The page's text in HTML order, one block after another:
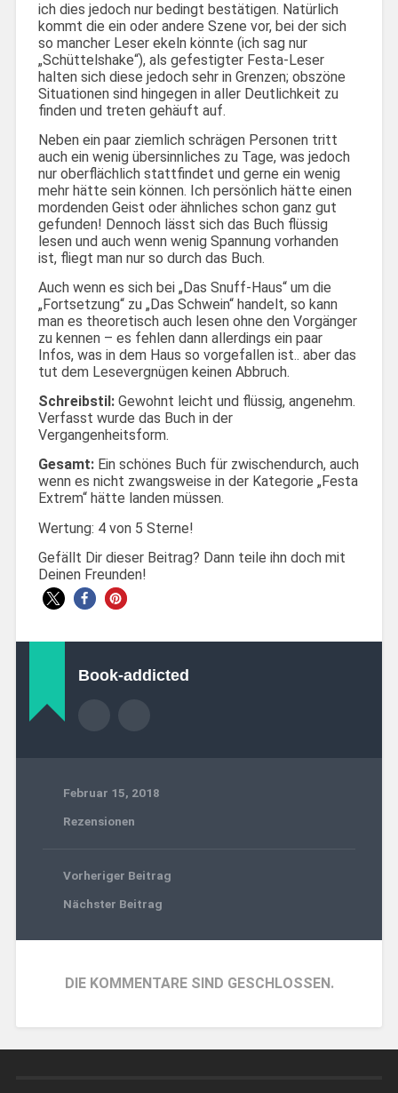
ich dies jedoch nur bedingt bestätigen. Natürlich
kommt die ein oder andere Szene vor, bei der sich
so mancher Leser ekeln könnte (ich sag nur
„Schüttelshake“), als gefestigter Festa-Leser
halten sich diese jedoch sehr in Grenzen; obszöne
Situationen sind hingegen in aller Deutlichkeit zu
finden und treten gehäuft auf.
Neben ein paar ziemlich schrägen Personen tritt
auch ein wenig übersinnliches zu Tage, was jedoch
nur oberflächlich stattfindet und gerne ein wenig
mehr hätte sein können. Ich persönlich hätte einen
mordenden Geist oder ähnliches schon ganz gut
gefunden! Dennoch lässt sich das Buch flüssig
lesen und auch wenn wenig Spannung vorhanden
ist, fliegt man nur so durch das Buch.
Auch wenn es sich bei „Das Snuff-Haus“ um die
„Fortsetzung“ zu „Das Schwein“ handelt, so kann
man es theoretisch auch lesen ohne den Vorgänger
zu kennen – es fehlen dann allerdings ein paar
Infos, was in dem Haus so vorgefallen ist.. aber das
tut dem Lesevergnügen keinen Abbruch.
Schreibstil:Gewohnt leicht und flüssig, angenehm.
Verfasst wurde das Buch in der
Vergangenheitsform.
Gesamt: Ein schönes Buch für zwischendurch, auch
wenn es nicht zwangsweise in der Kategorie „Festa
Extrem“ hätte landen müssen.
Wertung: 4 von 5 Sterne!
Gefällt Dir dieser Beitrag? Dann teile ihn doch mit
Deinen Freunden!
Book-addicted
Februar 15, 2018
Rezensionen
Vorheriger Beitrag
Nächster Beitrag
DIE KOMMENTARE SIND GESCHLOSSEN.